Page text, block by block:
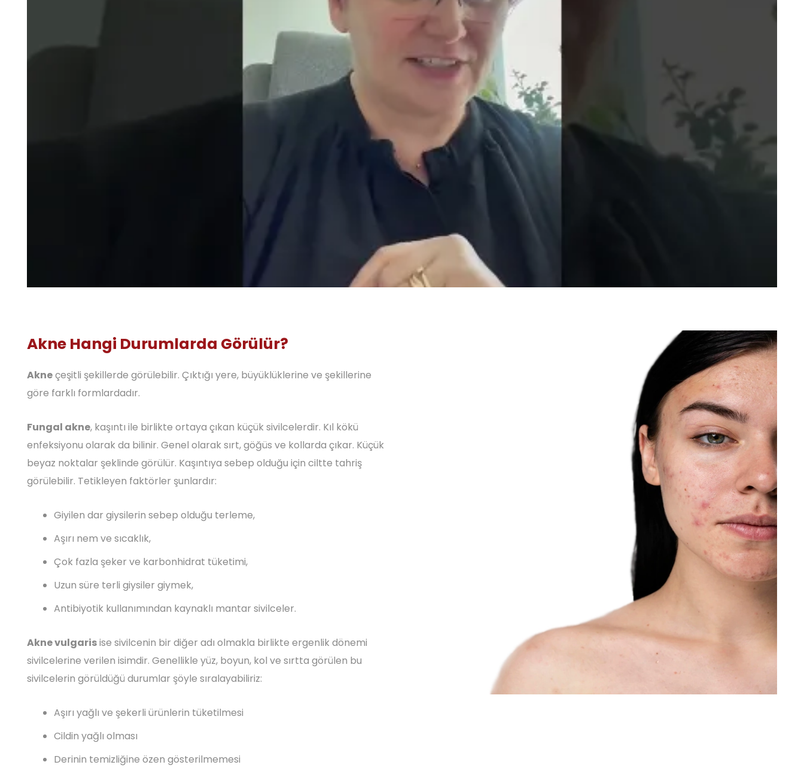
Akne Hangi Durumlarda Görülür?
Akneçeşitli şekillerde görülebilir. Çıktığı yere, büyüklüklerine ve şekillerine
göre farklı formlardadır.
Fungal akne, kaşıntı ile birlikte ortaya çıkan küçük sivilcelerdir. Kıl kökü
enfeksiyonu olarak da bilinir. Genel olarak sırt, göğüs ve kollarda çıkar. Küçük
beyaz noktalar şeklinde görülür. Kaşıntıya sebep olduğu için ciltte tahriş
görülebilir. Tetikleyen faktörler şunlardır:
Giyilen dar giysilerin sebep olduğu terleme,
Aşırı nem ve sıcaklık,
Çok fazla şeker ve karbonhidrat tüketimi,
Uzun süre terli giysiler giymek,
Antibiyotik kullanımından kaynaklı mantar sivilceler.
Akne vulgarisise sivilcenin bir diğer adı olmakla birlikte ergenlik dönemi
sivilcelerine verilen isimdir. Genellikle yüz, boyun, kol ve sırtta görülen bu
sivilcelerin görüldüğü durumlar şöyle sıralayabiliriz:
Aşırı yağlı ve şekerli ürünlerin tüketilmesi
Cildin yağlı olması
Derinin temizliğine özen gösterilmemesi